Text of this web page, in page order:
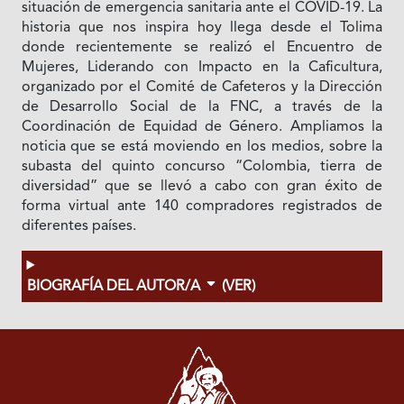
situación de emergencia sanitaria ante el COVID-19. La
historia que nos inspira hoy llega desde el Tolima
donde recientemente se realizó el Encuentro de
Mujeres, Liderando con Impacto en la Caficultura,
organizado por el Comité de Cafeteros y la Dirección
de Desarrollo Social de la FNC, a través de la
Coordinación de Equidad de Género. Ampliamos la
noticia que se está moviendo en los medios, sobre la
subasta del quinto concurso “Colombia, tierra de
diversidad” que se llevó a cabo con gran éxito de
forma virtual ante 140 compradores registrados de
diferentes países.
BIOGRAFÍA DEL AUTOR/A (VER)